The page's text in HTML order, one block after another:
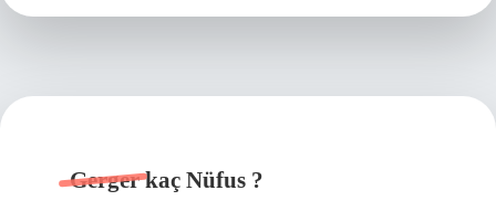
Gerger kaç Nüfus ?